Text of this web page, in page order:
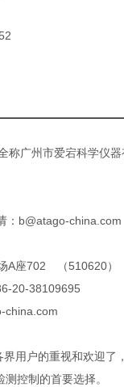
称广州市爱宕科学仪
：b@atago-china.com
A座702 （510620）
20-38109695
用户的重视和欢迎
控制的首要选择。